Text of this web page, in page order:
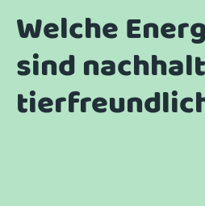
Welche
sind